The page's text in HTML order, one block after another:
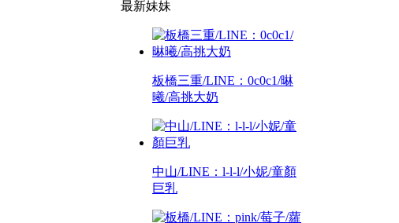
最新妹妹
板橋三重/LINE：0c0c1/晽
曦/高挑大奶
中山/LINE：l-l-l/小妮/童顏
巨乳